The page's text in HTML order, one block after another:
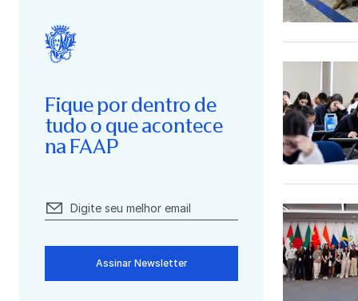
Fique por dentro de
tudo o que acontece
na FAAP
Assinar Newsletter